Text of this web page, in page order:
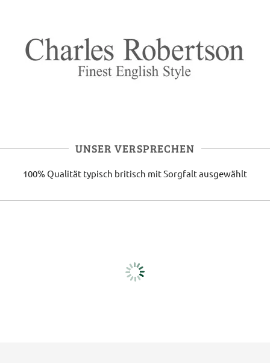
UNSER VERSPRECHEN
100% Qualität typisch britisch mit Sorgfalt ausgewählt